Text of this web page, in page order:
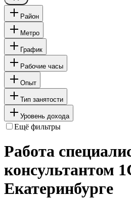
Район
Метро
График
Рабочие часы
Опыт
Тип занятости
Уровень дохода
Ещё фильтры
Работа
консультантом
Екатеринбурге